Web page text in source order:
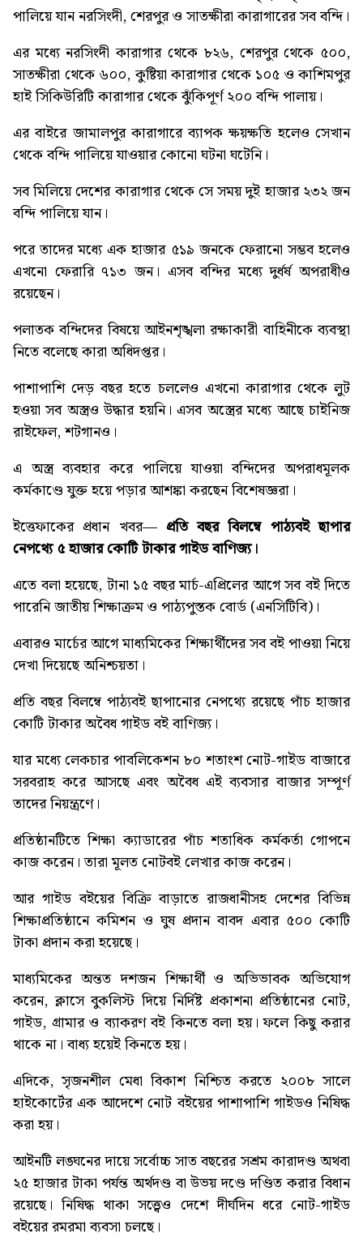
পালিয়ে যান নরসিংদী, শেরপুর ও সাতক্ষীরা কারাগারের সব বন্দি।
এর মধ্যে নরসিংদী কারাগার থেকে ৮২৬, শেরপুর থেকে ৫০০,
সাতক্ষীরা থেকে ৬০০, কুষ্টিয়া কারাগার থেকে ১০৫ ও কাশিমপুর
হাই সিকিউরিটি কারাগার থেকে ঝুঁকিপূর্ণ ২০০ বন্দি পালায়।
এর বাইরে জামালপুর কারাগারে ব্যাপক ক্ষয়ক্ষতি হলেও সেখান
থেকে বন্দি পালিয়ে যাওয়ার কোনো ঘটনা ঘটেনি।
সব মিলিয়ে দেশের কারাগার থেকে সে সময় দুই হাজার ২৩২ জন
বন্দি পালিয়ে যান।
পরে তাদের মধ্যে এক হাজার ৫১৯ জনকে ফেরানো সম্ভব হলেও
এখনো ফেরারি ৭১৩ জন। এসব বন্দির মধ্যে দুর্ধর্ষ অপরাধীও
রয়েছেন।
পলাতক বন্দিদের বিষয়ে আইনশৃঙ্খলা রক্ষাকারী বাহিনীকে ব্যবস্থা
নিতে বলেছে কারা অধিদপ্তর।
পাশাপাশি দেড় বছর হতে চললেও এখনো কারাগার থেকে লুট
হওয়া সব অস্ত্রও উদ্ধার হয়নি। এসব অস্ত্রের মধ্যে আছে চাইনিজ
রাইফেল, শটগানও।
এ অস্ত্র ব্যবহার করে পালিয়ে যাওয়া বন্দিদের অপরাধমূলক
কর্মকাণ্ডে যুক্ত হয়ে পড়ার আশঙ্কা করছেন বিশেষজ্ঞরা।
ইত্তেফাকের প্রধান খবর— প্রতি বছর বিলম্বে পাঠ্যবই ছাপার
নেপথ্যে ৫ হাজার কোটি টাকার গাইড বাণিজ্য।
এতে বলা হয়েছে, টানা ১৫ বছর মার্চ-এপ্রিলের আগে সব বই দিতে
পারেনি জাতীয় শিক্ষাক্রম ও পাঠ্যপুস্তক বোর্ড (এনসিটিবি)।
এবারও মার্চের আগে মাধ্যমিকের শিক্ষার্থীদের সব বই পাওয়া নিয়ে
দেখা দিয়েছে অনিশ্চয়তা।
প্রতি বছর বিলম্বে পাঠ্যবই ছাপানোর নেপথ্যে রয়েছে পাঁচ হাজার
কোটি টাকার অবৈধ গাইড বই বাণিজ্য।
যার মধ্যে লেকচার পাবলিকেশন ৮০ শতাংশ নোট-গাইড বাজারে
সরবরাহ করে আসছে এবং অবৈধ এই ব্যবসার বাজার সম্পূর্ণ
তাদের নিয়ন্ত্রণে।
প্রতিষ্ঠানটিতে শিক্ষা ক্যাডারের পাঁচ শতাধিক কর্মকর্তা গোপনে
কাজ করেন। তারা মূলত নোটবই লেখার কাজ করেন।
আর গাইড বইয়ের বিক্রি বাড়াতে রাজধানীসহ দেশের বিভিন্ন
শিক্ষাপ্রতিষ্ঠানে কমিশন ও ঘুষ প্রদান বাবদ এবার ৫০০ কোটি
টাকা প্রদান করা হয়েছে।
মাধ্যমিকের অন্তত দশজন শিক্ষার্থী ও অভিভাবক অভিযোগ
করেন, ক্লাসে বুকলিস্ট দিয়ে নির্দিষ্ট প্রকাশনা প্রতিষ্ঠানের নোট,
গাইড, গ্রামার ও ব্যাকরণ বই কিনতে বলা হয়। ফলে কিছু করার
থাকে না। বাধ্য হয়েই কিনতে হয়।
এদিকে, সৃজনশীল মেধা বিকাশ নিশ্চিত করতে ২০০৮ সালে
হাইকোর্টের এক আদেশে নোট বইয়ের পাশাপাশি গাইডও নিষিদ্ধ
করা হয়।
আইনটি লঙ্ঘনের দায়ে সর্বোচ্চ সাত বছরের সশ্রম কারাদণ্ড অথবা
২৫ হাজার টাকা পর্যন্ত অর্থদণ্ড বা উভয় দণ্ডে দণ্ডিত করার বিধান
রয়েছে। নিষিদ্ধ থাকা সত্ত্বেও দেশে দীর্ঘদিন ধরে নোট-গাইড
বইয়ের রমরমা ব্যবসা চলছে।